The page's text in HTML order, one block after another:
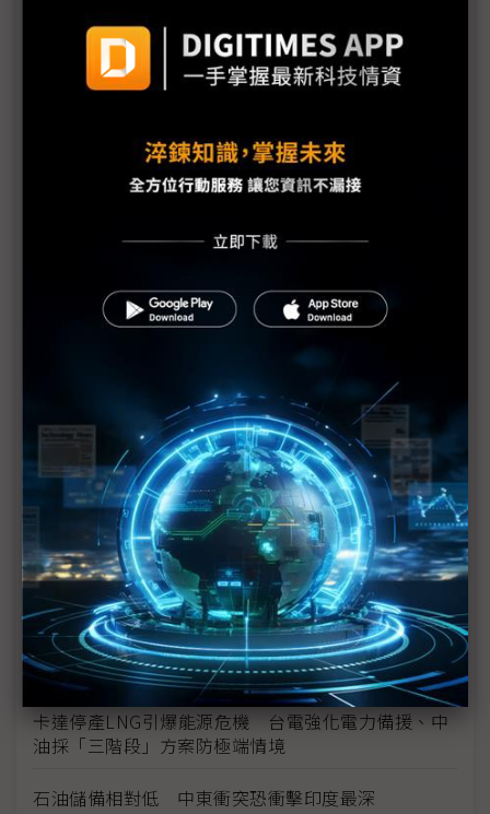
台泥張安平：中東戰事拉長恐衝擊能源供應 中國減
碳政策成產業契機
圖表1分鐘：中東產油國被迫停產預估天數
中東戰火推升能源危機 台灣夏季供電恐受衝擊
分散中東能源供應風險 中油「雙管齊下」拚自有氣
田比重達10%
中東戰火外溢汽車供應鏈 歐洲車廠恐陷能源與物流
中東衝突背後的AI模型之爭 Grok預測封神、Claude
實際落地誰更勝一籌？
伊朗戰火難停歇 川普召集洛克希德、RTX等國防大
廠促產
無人機蜂群效益顯現 台灣獨缺指管系統自主化體系
美軍逆向仿製伊朗無人機Shahed LUCAS低成本蜂
群戰術建功
卡達停產LNG引爆能源危機 台電強化電力備援、中
油採「三階段」方案防極端情境
石油儲備相對低 中東衝突恐衝擊印度最深